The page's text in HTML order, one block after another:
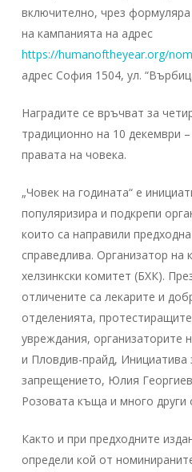
включително, чрез
на кампанията на адрес
https://humanoftheyear.org/
адрес София 1504, ул.
Наградите се връчват за
традиционно на 10 декември
правата на човека.
„Човек на годината“ е
популяризира и подкрепи
които са направили
справедлива. Организатор на
хелзинкски комитет (БХК).
отличените са лекарите и
отделенията,
увреждания, организаторите
и Пловдив-прайд, Инициатива
запрещението, Юлия
Розовата къща и много други
Както и при предходните
определи кой от